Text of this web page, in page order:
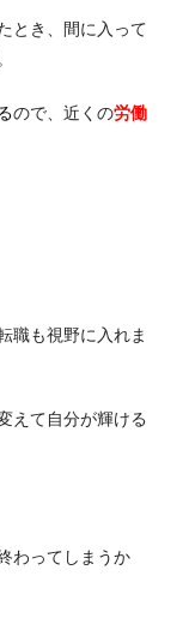
とき、間に入って
ので、近くの労働
職も視野に入れま
えて自分が輝ける
わってしまうか